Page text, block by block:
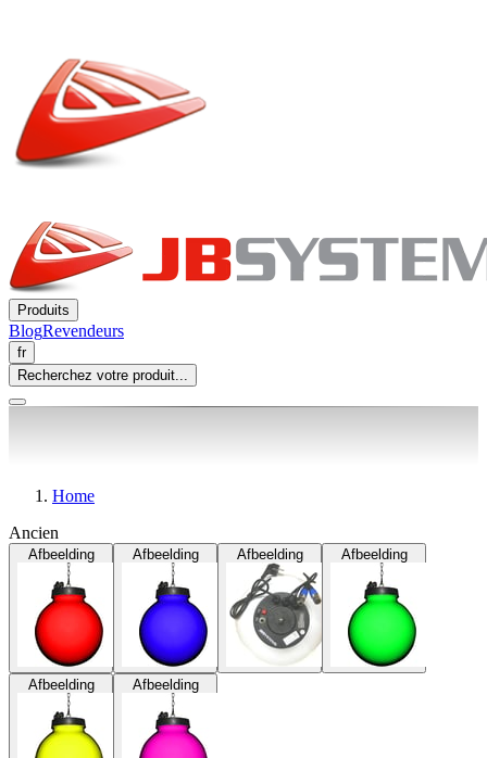
Produits
BlogRevendeurs
fr
Recherchez votre produit...
Home
Ancien
Afbeelding Afbeelding Afbeelding Afbeelding
Afbeelding Afbeelding